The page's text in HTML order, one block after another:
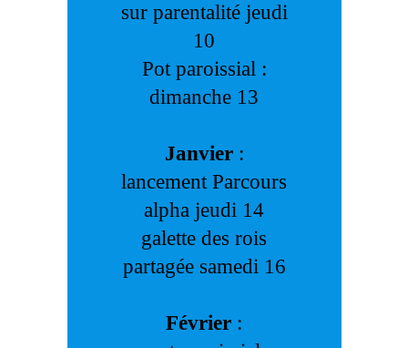
sur parentalité jeudi
10
Pot paroissial :
dimanche 13
Janvier :
lancement Parcours
alpha jeudi 14
galette des rois
partagée samedi 16
Février :